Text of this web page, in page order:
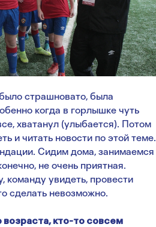
страшновато, была
когда в горлышке чуть
хватанул (улыбается). Потом
и читать новости по этой теме.
Сидим дома, занимаемся
не очень приятная.
команду увидеть, провести
сделать невозможно.
кто-то совсем